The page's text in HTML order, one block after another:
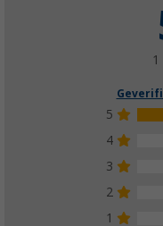
5
4
3
2
1